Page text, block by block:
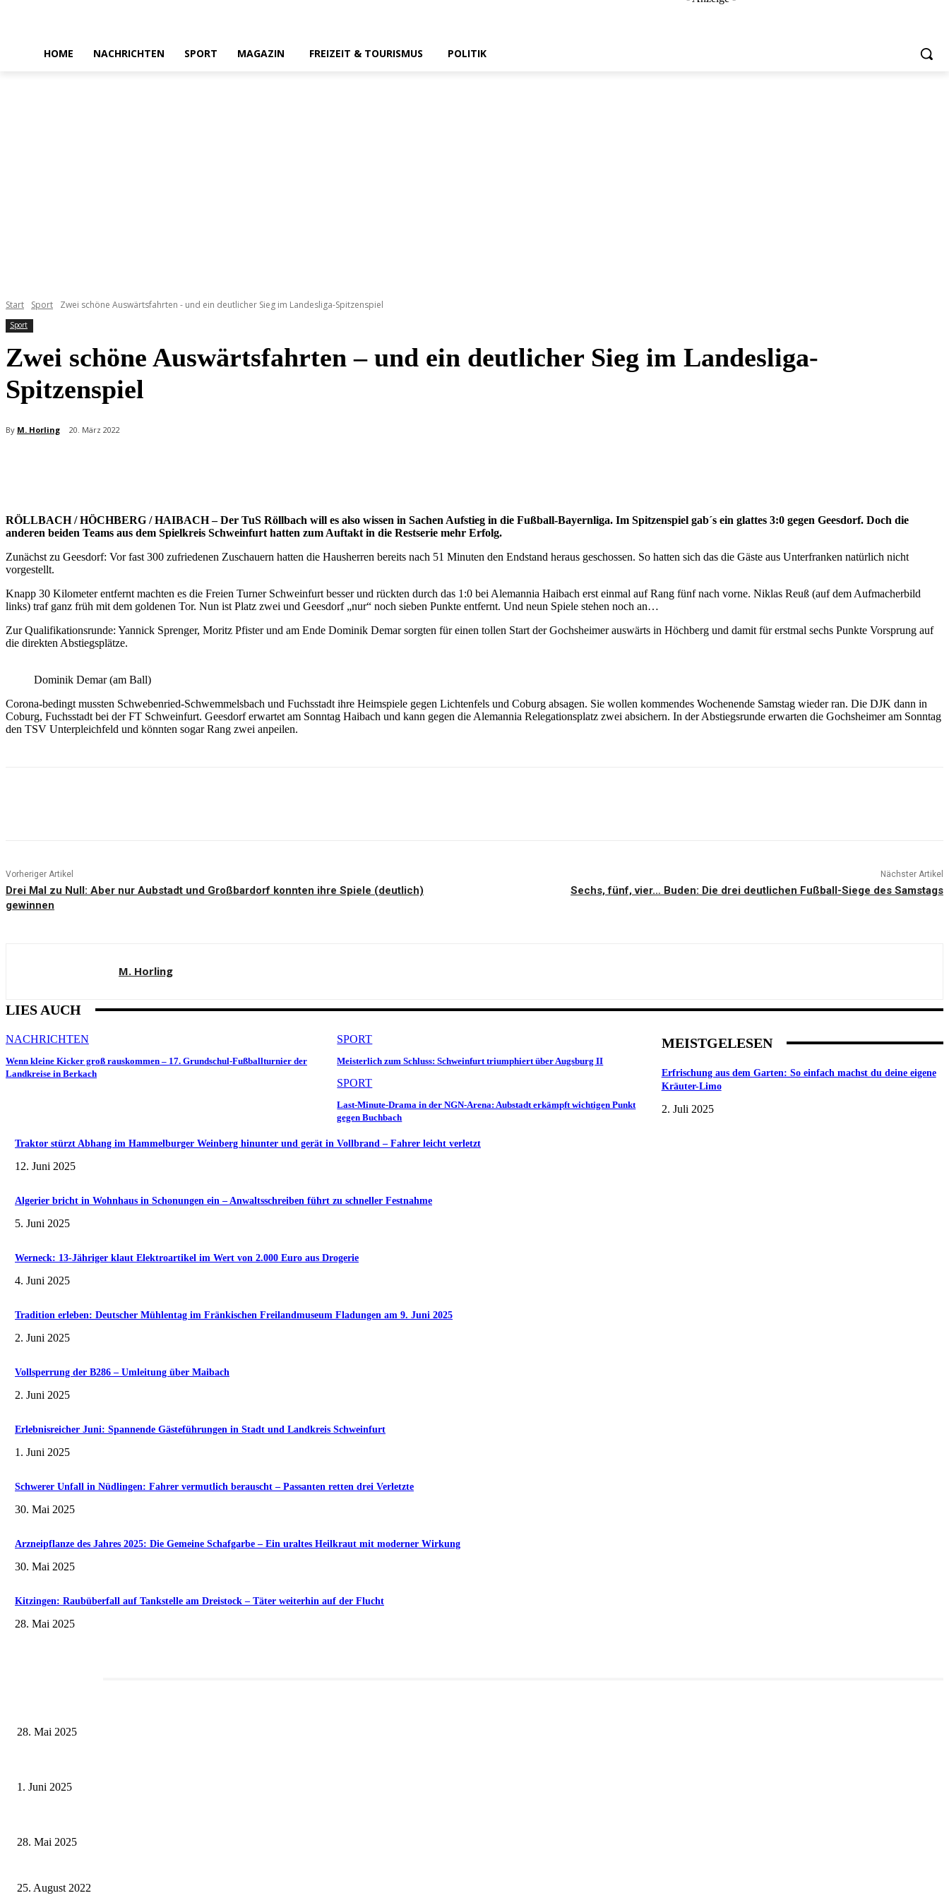
HOME NACHRICHTEN SPORT MAGAZIN FREIZEIT & TOURISMUS POLITIK
Start Sport Zwei schöne Auswärtsfahrten - und ein deutlicher Sieg im Landesliga-Spitzenspiel
Sport
Zwei schöne Auswärtsfahrten – und ein deutlicher Sieg im Landesliga-
Spitzenspiel
By M. Horling 20. März 2022
RÖLLBACH / HÖCHBERG / HAIBACH – Der TuS Röllbach will es also wissen in Sachen Aufstieg in die Fußball-Bayernliga. Im Spitzenspiel gab´s ein glattes 3:0 gegen Geesdorf. Doch die
anderen beiden Teams aus dem Spielkreis Schweinfurt hatten zum Auftakt in die Restserie mehr Erfolg.
Zunächst zu Geesdorf: Vor fast 300 zufriedenen Zuschauern hatten die Hausherren bereits nach 51 Minuten den Endstand heraus geschossen. So hatten sich das die Gäste aus Unterfranken natürlich nicht
vorgestellt.
Knapp 30 Kilometer entfernt machten es die Freien Turner Schweinfurt besser und rückten durch das 1:0 bei Alemannia Haibach erst einmal auf Rang fünf nach vorne. Niklas Reuß (auf dem Aufmacherbild
links) traf ganz früh mit dem goldenen Tor. Nun ist Platz zwei und Geesdorf „nur“ noch sieben Punkte entfernt. Und neun Spiele stehen noch an…
Zur Qualifikationsrunde: Yannick Sprenger, Moritz Pfister und am Ende Dominik Demar sorgten für einen tollen Start der Gochsheimer auswärts in Höchberg und damit für erstmal sechs Punkte Vorsprung auf
die direkten Abstiegsplätze.
Dominik Demar (am Ball)
Corona-bedingt mussten Schwebenried-Schwemmelsbach und Fuchsstadt ihre Heimspiele gegen Lichtenfels und Coburg absagen. Sie wollen kommendes Wochenende Samstag wieder ran. Die DJK dann in
Coburg, Fuchsstadt bei der FT Schweinfurt. Geesdorf erwartet am Sonntag Haibach und kann gegen die Alemannia Relegationsplatz zwei absichern. In der Abstiegsrunde erwarten die Gochsheimer am Sonntag
den TSV Unterpleichfeld und könnten sogar Rang zwei anpeilen.
Vorheriger Artikel
Drei Mal zu Null: Aber nur Aubstadt und Großbardorf konnten ihre Spiele (deutlich)
gewinnen
Nächster Artikel
Sechs, fünf, vier… Buden: Die drei deutlichen Fußball-Siege des Samstags
M. Horling
LIES AUCH
NACHRICHTEN
Wenn kleine Kicker groß rauskommen – 17. Grundschul-Fußballturnier der
Landkreise in Berkach
SPORT
Meisterlich zum Schluss: Schweinfurt triumphiert über Augsburg II
SPORT
Last-Minute-Drama in der NGN-Arena: Aubstadt erkämpft wichtigen Punkt
gegen Buchbach
MEISTGELESEN
Erfrischung aus dem Garten: So einfach machst du deine eigene
Kräuter-Limo
2. Juli 2025
Traktor stürzt Abhang im Hammelburger Weinberg hinunter und gerät in Vollbrand – Fahrer leicht verletzt
12. Juni 2025
Algerier bricht in Wohnhaus in Schonungen ein – Anwaltsschreiben führt zu schneller Festnahme
5. Juni 2025
Werneck: 13-Jähriger klaut Elektroartikel im Wert von 2.000 Euro aus Drogerie
4. Juni 2025
Tradition erleben: Deutscher Mühlentag im Fränkischen Freilandmuseum Fladungen am 9. Juni 2025
2. Juni 2025
Vollsperrung der B286 – Umleitung über Maibach
2. Juni 2025
Erlebnisreicher Juni: Spannende Gästeführungen in Stadt und Landkreis Schweinfurt
1. Juni 2025
Schwerer Unfall in Nüdlingen: Fahrer vermutlich berauscht – Passanten retten drei Verletzte
30. Mai 2025
Arzneipflanze des Jahres 2025: Die Gemeine Schafgarbe – Ein uraltes Heilkraut mit moderner Wirkung
30. Mai 2025
Kitzingen: Raubüberfall auf Tankstelle am Dreistock – Täter weiterhin auf der Flucht
28. Mai 2025
28. Mai 2025
1. Juni 2025
28. Mai 2025
25. August 2022